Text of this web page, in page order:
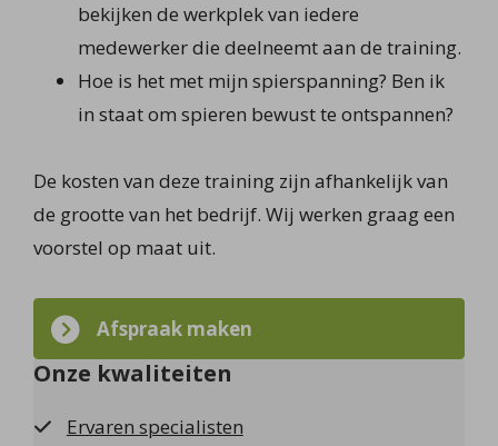
bekijken de werkplek van iedere
medewerker die deelneemt aan de training.
Hoe is het met mijn spierspanning? Ben ik
in staat om spieren bewust te ontspannen?
De kosten van deze training zijn afhankelijk van
de grootte van het bedrijf. Wij werken graag een
voorstel op maat uit.
Afspraak maken
Onze kwaliteiten
Ervaren specialisten